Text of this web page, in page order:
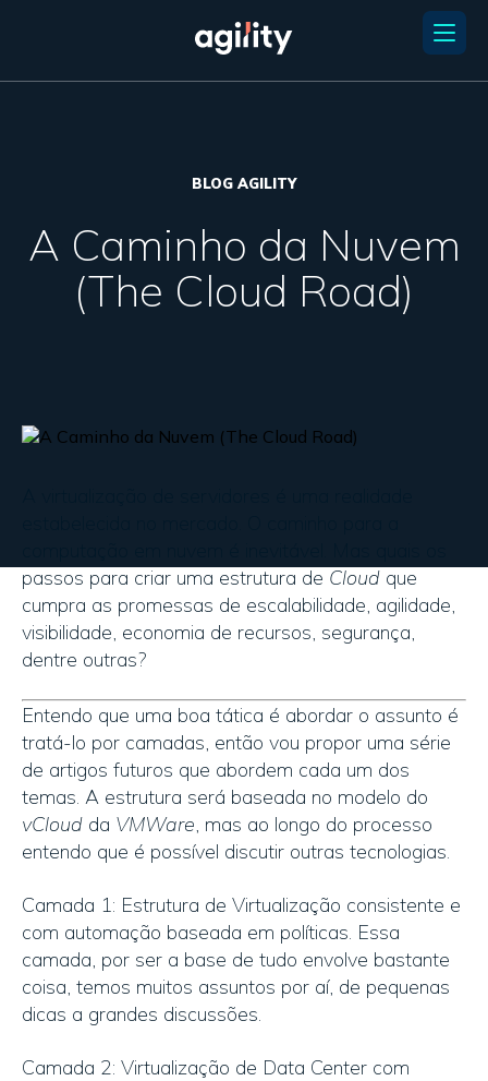
BLOG AGILITY
A Caminho da Nuvem
(The Cloud Road)
passos para criar uma estrutura de Cloud que
cumpra as promessas de escalabilidade, agilidade,
visibilidade, economia de recursos, segurança,
dentre outras?
Entendo que uma boa tática é abordar o assunto é
tratá-lo por camadas, então vou propor uma série
de artigos futuros que abordem cada um dos
temas. A estrutura será baseada no modelo do
vCloud da VMWare, mas ao longo do processo
entendo que é possível discutir outras tecnologias.
Camada 1: Estrutura de Virtualização consistente e
com automação baseada em políticas. Essa
camada, por ser a base de tudo envolve bastante
coisa, temos muitos assuntos por aí, de pequenas
dicas a grandes discussões.
Camada 2: Virtualização de Data Center com